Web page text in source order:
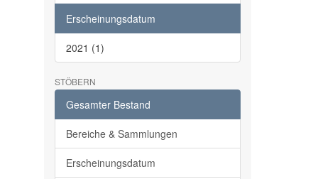
Erscheinungsdatum
2021 (1)
STÖBERN
Gesamter Bestand
Bereiche & Sammlungen
Erscheinungsdatum